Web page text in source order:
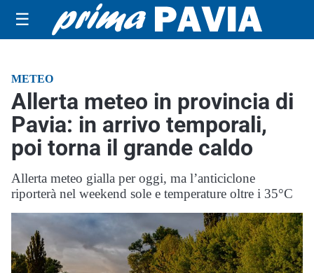
☰
METEO
Allerta meteo in provincia di
Pavia: in arrivo temporali,
poi torna il grande caldo
Allerta meteo gialla per oggi, ma l’anticiclone
riporterà nel weekend sole e temperature oltre i 35°C